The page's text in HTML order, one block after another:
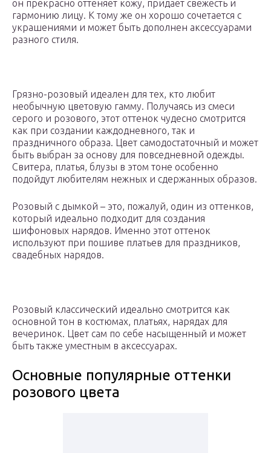
он прекрасно оттеняет кожу, придает свежесть и
гармонию лицу. К тому же он хорошо сочетается с
украшениями и может быть дополнен аксессуарами
разного стиля.
Грязно-розовый идеален для тех, кто любит
необычную цветовую гамму. Получаясь из смеси
серого и розового, этот оттенок чудесно смотрится
как при создании каждодневного, так и
праздничного образа. Цвет самодостаточный и может
быть выбран за основу для повседневной одежды.
Свитера, платья, блузы в этом тоне особенно
подойдут любителям нежных и сдержанных образов.
Розовый с дымкой – это, пожалуй, один из оттенков,
который идеально подходит для создания
шифоновых нарядов. Именно этот оттенок
используют при пошиве платьев для праздников,
свадебных нарядов.
Розовый классический идеально смотрится как
основной тон в костюмах, платьях, нарядах для
вечеринок. Цвет сам по себе насыщенный и может
быть также уместным в аксессуарах.
Основные популярные оттенки
розового цвета